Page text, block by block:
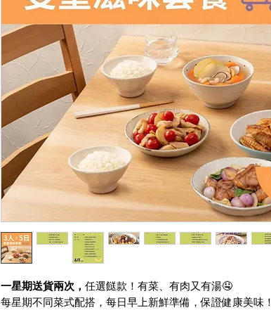
一星期送貨兩次， 任選餸款！有菜、有肉又有湯🤤
每星期不同菜式配搭，每日早上新鮮準備，保證健康美味！